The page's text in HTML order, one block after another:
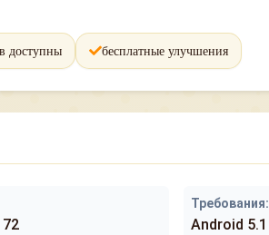
доступны бесплатные улучшения
Требования:
Android 5.1